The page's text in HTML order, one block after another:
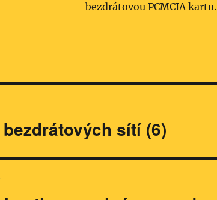
bezdrátovou PCMCIA kartu.
sítí (6)